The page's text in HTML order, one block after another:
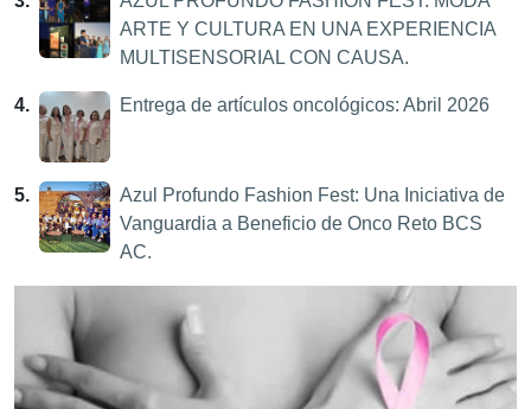
ARTE Y CULTURA EN UNA EXPERIENCIA
MULTISENSORIAL CON CAUSA.
4. Entrega de artículos oncológicos: Abril 2026
5.
Azul Profundo Fashion Fest: Una Iniciativa de
Vanguardia a Beneficio de Onco Reto BCS
AC.